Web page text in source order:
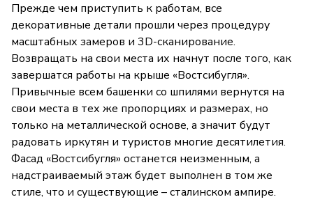
Прежде чем приступить к работам, все
декоративные детали прошли через процедуру
масштабных замеров и 3D-сканирование.
Возвращать на свои места их начнут после того, как
завершатся работы на крыше «Востсибугля».
Привычные всем башенки со шпилями вернутся на
свои места в тех же пропорциях и размерах, но
только на металлической основе, а значит будут
радовать иркутян и туристов многие десятилетия.
Фасад «Востсибугля» останется неизменным, а
надстраиваемый этаж будет выполнен в том же
стиле, что и существующие – сталинском ампире.